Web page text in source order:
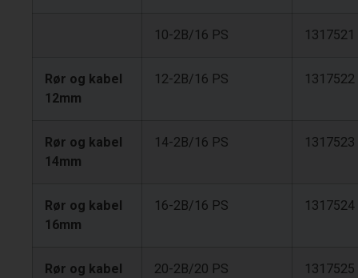
10-2B/16 PS 1317521
Rør og kabel
12mm
12-2B/16 PS 1317522
Rør og kabel
14mm
14-2B/16 PS 1317523
Rør og kabel
16mm
16-2B/16 PS 1317524
Rør og kabel
20-2B/20 PS 1317525